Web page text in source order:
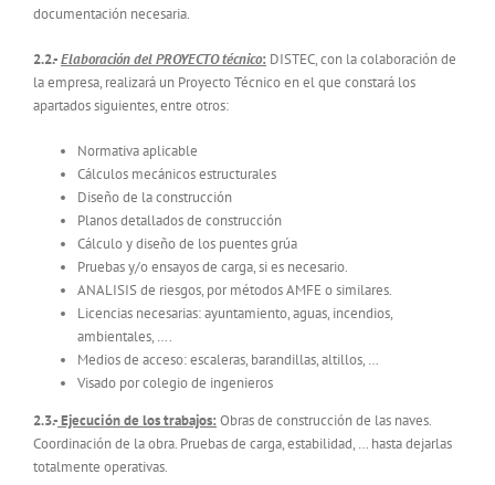
documentación necesaria.
2.2.-Elaboración del PROYECTO técnico: DISTEC, con la colaboración de
la empresa, realizará un Proyecto Técnico en el que constará los
apartados siguientes, entre otros:
Normativa aplicable
Cálculos mecánicos estructurales
Diseño de la construcción
Planos detallados de construcción
Cálculo y diseño de los puentes grúa
Pruebas y/o ensayos de carga, si es necesario.
ANALISIS de riesgos, por métodos AMFE o similares.
Licencias necesarias: ayuntamiento, aguas, incendios,
ambientales, ….
Medios de acceso: escaleras, barandillas, altillos, …
Visado por colegio de ingenieros
2.3.-Ejecución de los trabajos: Obras de construcción de las naves.
Coordinación de la obra. Pruebas de carga, estabilidad, … hasta dejarlas
totalmente operativas.